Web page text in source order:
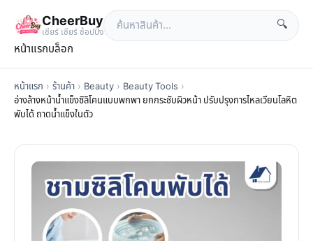
CheerBuy
เซียร์ เซียร์ ช้อปปิ้ง
🔍
หน้าแรกบล็อก
หน้าแรก › ร้านค้า › Beauty › Beauty Tools ›
อ่างล้างหน้าน้ำแข็งซิลิโคนแบบพกพา ยกกระชับผิวหน้า ปรับปรุงการไหลเวียนโลหิต
พับได้ ถาดน้ำแข็งในตัว